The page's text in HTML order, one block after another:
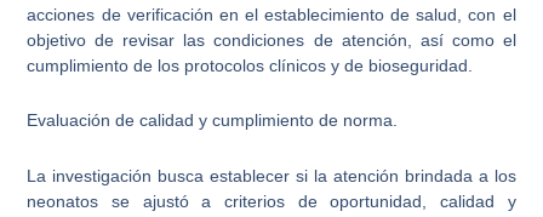
acciones de verificación en el establecimiento de salud, con el
objetivo de revisar las condiciones de atención, así como el
cumplimiento de los protocolos clínicos y de bioseguridad.
Evaluación de calidad y cumplimiento de norma.
La investigación busca establecer si la atención brindada a los
neonatos se ajustó a criterios de oportunidad, calidad y